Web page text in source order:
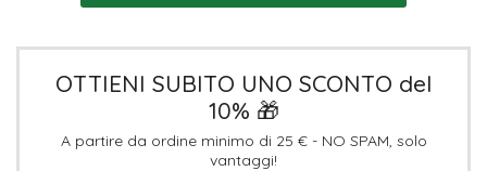
OTTIENI SUBITO UNO SCONTO del
10% 🎁
A partire da ordine minimo di 25 € - NO SPAM, solo
vantaggi!